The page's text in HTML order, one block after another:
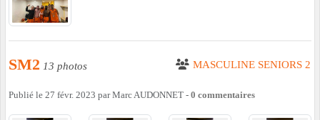
SM2 13 photos MASCULINE SENIORS 2
Publié le 27 févr. 2023 parMarc AUDONNET - 0 commentaires